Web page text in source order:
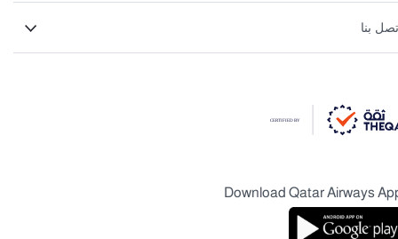
بنا
Download Qatar Airways